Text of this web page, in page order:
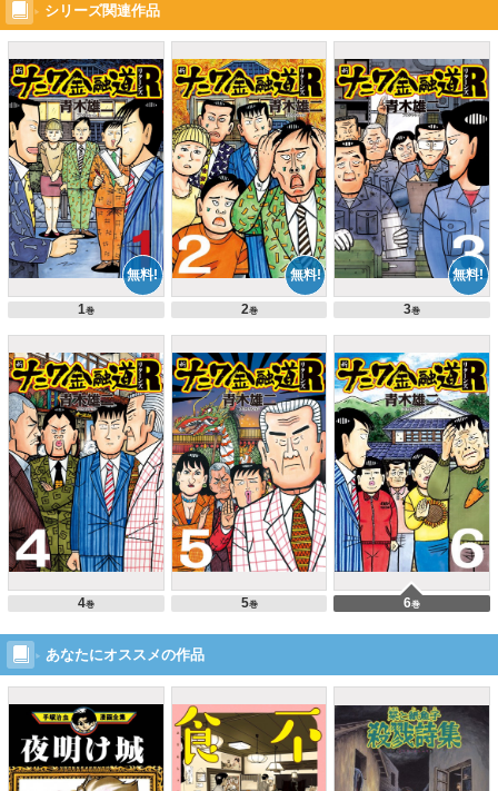
シリーズ関連作品
1巻 2巻 3巻
4巻 5巻 6巻
あなたにオススメの作品